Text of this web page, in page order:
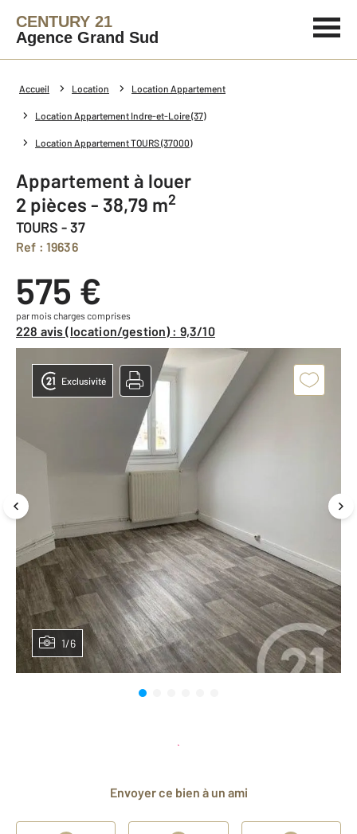
CENTURY 21
Agence Grand Sud
Accueil Location Location Appartement
Location Appartement Indre-et-Loire (37)
Location Appartement TOURS (37000)
Appartement à louer
2 pièces - 38,79 m2
TOURS - 37
Ref : 19636
575 €
par mois charges comprises
228 avis (location/gestion) : 9,3/10
1/6
Exclusivité
Envoyer ce bien à un ami